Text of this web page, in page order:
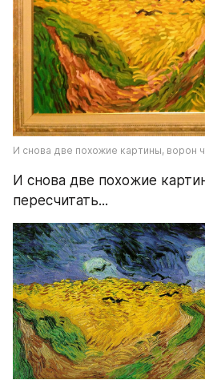
И снова две похожие картины, ворон
И снова две похожие
пересчитать...